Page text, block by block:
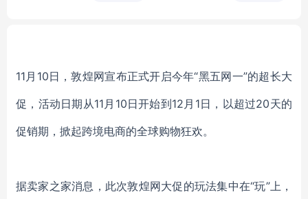
11月10日，敦煌网宣布正式开启今年“黑五网一”的超长大
促，活动日期从11月10日开始到12月1日，以超过20天的
促销期，掀起跨境电商的全球购物狂欢。
据卖家之家消息，此次敦煌网大促的玩法集中在“玩”上，